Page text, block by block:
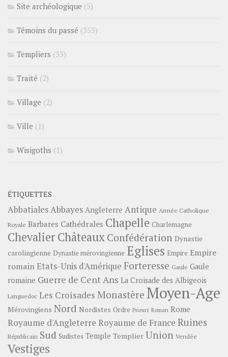
Site archéologique (5)
Témoins du passé (353)
Templiers (33)
Traité (2)
Village (2)
Ville (1)
Wisigoths (1)
ÉTIQUETTES
Abbatiales Abbayes Angleterre Antique Armée Catholique
Royale Barbares Cathédrales Chapelle Charlemagne
ChevalierChâteauxConfédération Dynastie
carolingienne Dynastie mérovingienne Eglises Empire Empire
romainEtats-Unis d'Amérique Forteresse Gaule Gaule
romaine Guerre de Cent Ans La Croisade des Albigeois
Languedoc Les Croisades Monastère Moyen-Age
Mérovingiens Nord Nordistes Ordre Prieuré Roman Rome
Royaume d'Angleterre Royaume de France Ruines
Républicain Sud Sudistes Temple Templier Union Vendée
Vestiges